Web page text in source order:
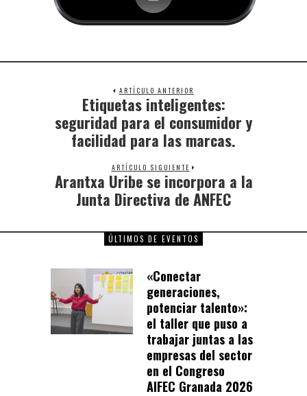
ARTÍCULO ANTERIOR
Etiquetas inteligentes:
seguridad para el consumidor y
facilidad para las marcas.
ARTÍCULO SIGUIENTE
Arantxa Uribe se incorpora a la
Junta Directiva de ANFEC
ÚLTIMOS DE EVENTOS
«Conectar
generaciones,
potenciar talento»:
el taller que puso a
trabajar juntas a las
empresas del sector
en el Congreso
AIFEC Granada 2026